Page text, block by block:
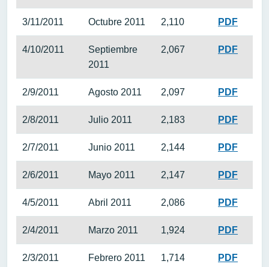
3/11/2011 Octubre 2011 2,110 PDF
4/10/2011
Septiembre
2011
2,067 PDF
2/9/2011 Agosto 2011 2,097 PDF
2/8/2011 Julio 2011 2,183 PDF
2/7/2011 Junio 2011 2,144 PDF
2/6/2011 Mayo 2011 2,147 PDF
4/5/2011 Abril 2011 2,086 PDF
2/4/2011 Marzo 2011 1,924 PDF
2/3/2011 Febrero 2011 1,714 PDF